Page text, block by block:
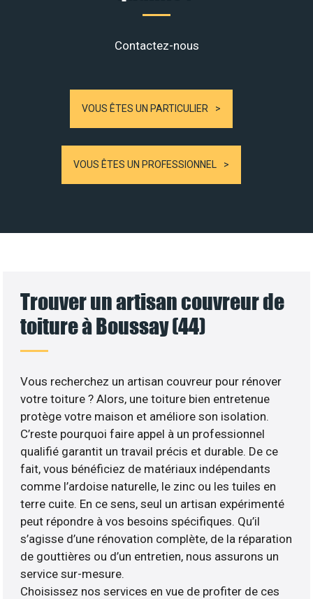
Contactez-nous
VOUS ÊTES UN PARTICULIER
VOUS ÊTES UN PROFESSIONNEL
Trouver un artisan couvreur de
toiture à Boussay (44)
Vous recherchez un artisan couvreur pour rénover
votre toiture ? Alors, une toiture bien entretenue
protège votre maison et améliore son isolation.
C’reste pourquoi faire appel à un professionnel
qualifié garantit un travail précis et durable. De ce
fait, vous bénéficiez de matériaux indépendants
comme l’ardoise naturelle, le zinc ou les tuiles en
terre cuite. En ce sens, seul un artisan expérimenté
peut répondre à vos besoins spécifiques. Qu’il
s’agisse d’une rénovation complète, de la réparation
de gouttières ou d’un entretien, nous assurons un
service sur-mesure.
Choisissez nos services en vue de profiter de ces